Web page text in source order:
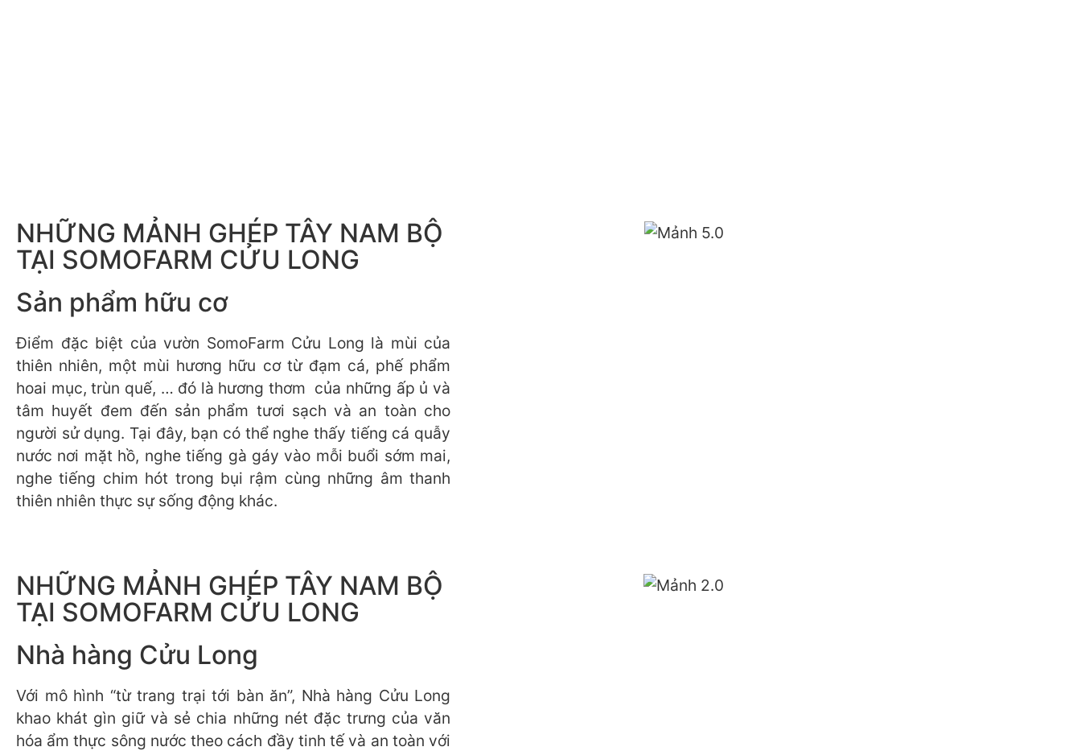
NHỮNG MẢNH GHÉP TÂY NAM BỘ
TẠI SOMOFARM CỬU LONG
Sản phẩm hữu cơ
Điểm đặc biệt của vườn SomoFarm Cửu Long là mùi của
thiên nhiên, một mùi hương hữu cơ từ đạm cá, phế phẩm
hoai mục, trùn quế, … đó là hương thơm của những ấp ủ và
tâm huyết đem đến sản phẩm tươi sạch và an toàn cho
người sử dụng. Tại đây, bạn có thể nghe thấy tiếng cá quẫy
nước nơi mặt hồ, nghe tiếng gà gáy vào mỗi buổi sớm mai,
nghe tiếng chim hót trong bụi rậm cùng những âm thanh
thiên nhiên thực sự sống động khác.
NHỮNG MẢNH GHÉP TÂY NAM BỘ
TẠI SOMOFARM CỬU LONG
Nhà hàng Cửu Long
Với mô hình “từ trang trại tới bàn ăn”, Nhà hàng Cửu Long
khao khát gìn giữ và sẻ chia những nét đặc trưng của văn
hóa ẩm thực sông nước theo cách đầy tinh tế và an toàn với